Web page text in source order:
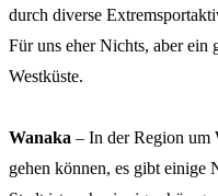
durch diverse
Für uns eher Nichts, aber ein
Westküste.
Wanaka – In der Region um
gehen können, es gibt einige